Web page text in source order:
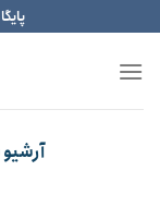
to
content